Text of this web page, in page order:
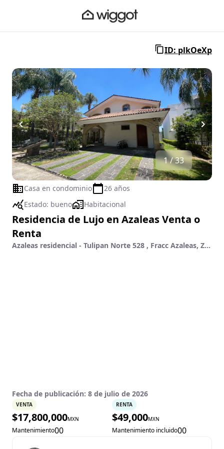
ID: plkOeXp
1 / 33
Casa en condominio
26 años
Estado: bueno Habitacional
Residencia de Lujo en Azaleas Venta o
Renta
Azaleas residencial - Tulipan Norte 528 , Fracc Azaleas, Zapopan, Jalisco
Fecha de publicación: 8 de julio de 2026
VENTA
$17,800,000MXN
Mantenimiento00
RENTA
$49,000MXN
Mantenimiento incluido00